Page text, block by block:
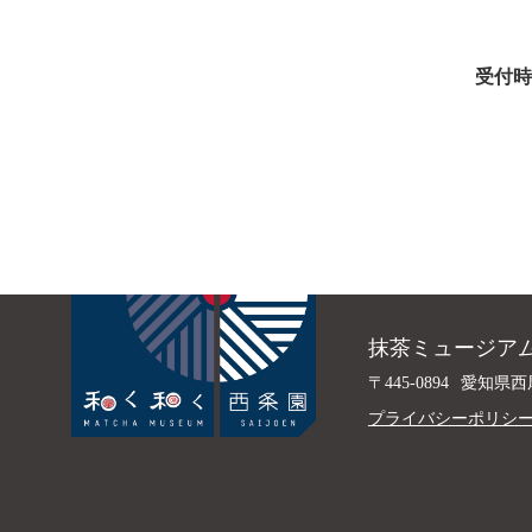
受付
抹茶ミュージア
〒445-0894
愛知県西
プライバシーポリシ